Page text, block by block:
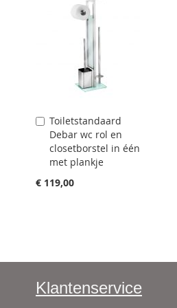
Toiletstandaard
Debar wc rol en
closetborstel in één
met plankje
€ 119,00
Aan
winkelwagen
toevoegen
Klantenservice